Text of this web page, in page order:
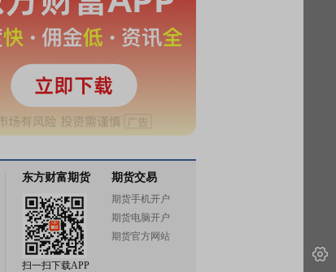
东方财富期货
扫一扫下载APP
期货交易
期货手机开户
期货电脑开户
期货官方网站